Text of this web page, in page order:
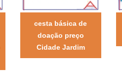
cesta básica de
doação preço
Cidade Jardim